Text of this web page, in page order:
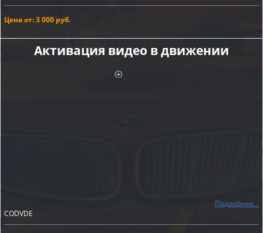
Цена от: 3 000 руб.
Активация видео в движении
Подробнее...
CODVDE